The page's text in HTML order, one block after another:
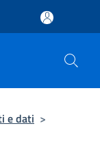
e dati >